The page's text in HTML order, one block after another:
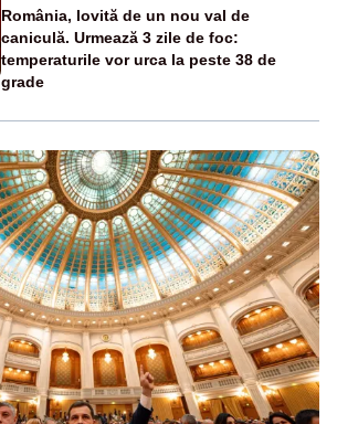
România, lovită de un nou val de
caniculă. Urmează 3 zile de foc:
temperaturile vor urca la peste 38 de
grade